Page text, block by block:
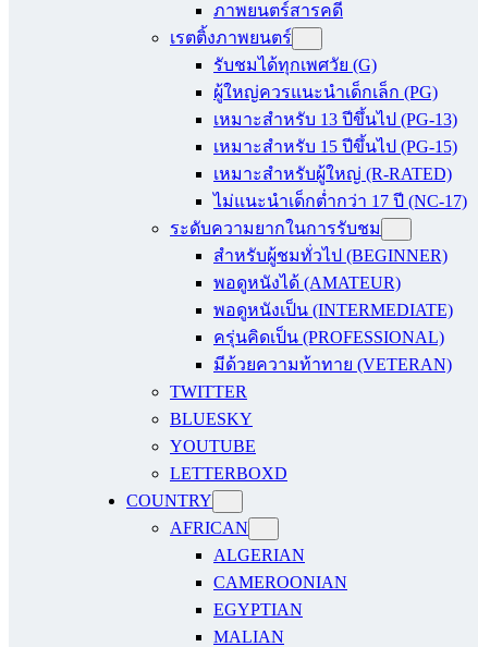
ภาพยนตร์สารคดี
เรตติ้งภาพยนตร์
รับชมได้ทุกเพศวัย (G)
ผู้ใหญ่ควรแนะนำเด็กเล็ก (PG)
เหมาะสำหรับ 13 ปีขึ้นไป (PG-13)
เหมาะสำหรับ 15 ปีขึ้นไป (PG-15)
เหมาะสำหรับผู้ใหญ่ (R-RATED)
ไม่แนะนำเด็กต่ำกว่า 17 ปี (NC-17)
ระดับความยากในการรับชม
สำหรับผู้ชมทั่วไป (BEGINNER)
พอดูหนังได้ (AMATEUR)
พอดูหนังเป็น (INTERMEDIATE)
ครุ่นคิดเป็น (PROFESSIONAL)
มีด้วยความท้าทาย (VETERAN)
TWITTER
BLUESKY
YOUTUBE
LETTERBOXD
COUNTRY
AFRICAN
ALGERIAN
CAMEROONIAN
EGYPTIAN
MALIAN